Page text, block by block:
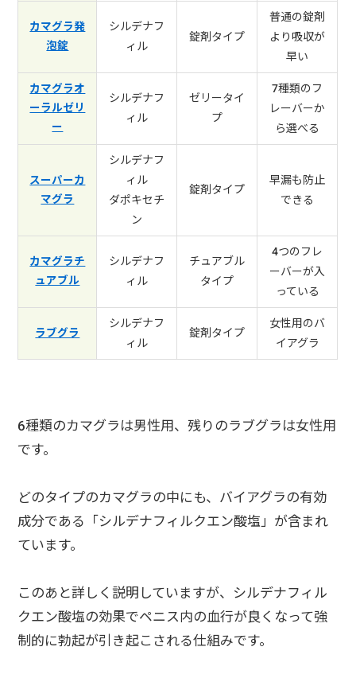
カマグラ発
泡錠
シルデナフ
ィル
錠剤タイプ
普通の錠剤
より吸収が
早い
カマグラオ
ーラルゼリ
ー
シルデナフ
ィル
ゼリータイ
プ
7種類のフ
レーバーか
ら選べる
スーパーカ
マグラ
シルデナフ
ィル
ダポキセチ
ン
錠剤タイプ
早漏も防止
できる
カマグラチ
ュアブル
シルデナフ
ィル
チュアブル
タイプ
4つのフレ
ーバーが入
っている
ラブグラ
シルデナフ
ィル
錠剤タイプ
女性用のバ
イアグラ
6種類のカマグラは男性用、残りのラブグラは女性用
です。
どのタイプのカマグラの中にも、バイアグラの有効
成分である「シルデナフィルクエン酸塩」が含まれ
ています。
このあと詳しく説明していますが、シルデナフィル
クエン酸塩の効果でペニス内の血行が良くなって強
制的に勃起が引き起こされる仕組みです。